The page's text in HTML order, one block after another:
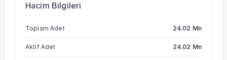
Hacim Bilgileri
Toplam Adet 24.02 Mn
Aktif Adet 24.02 Mn